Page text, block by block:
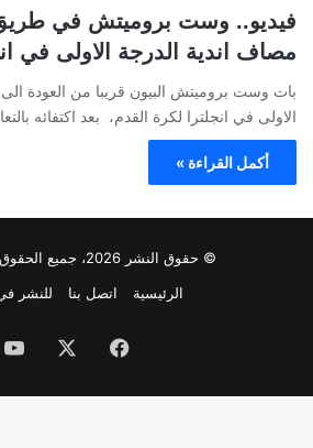
فيديو.. وست بروميتش في طريق
مصاف اندية الدرجة الاولى في
بات وست بروميتش البيون قريبا من العودة
الاولى في انجلترا لكرة القدم، بعد اكتفائه
أكمل القراءة »
© حقوق النشر 2026، جميع الحقوق محفوظة |
الرئيسية
اتصل بنا للنشر
فيسبوك